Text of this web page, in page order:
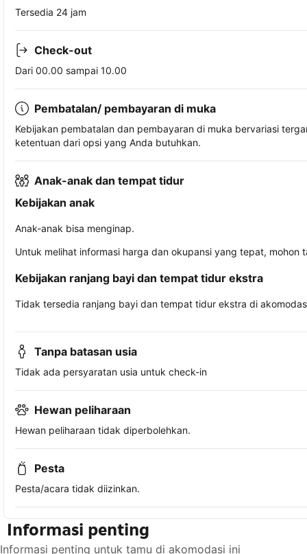
Tersedia 24 jam
Check-out
Dari 00.00 sampai 10.00
Pembatalan/ pembayaran di muka
Kebijakan pembatalan dan pembayaran di muka bervariasi
ketentuan dari opsi yang Anda butuhkan.
Anak-anak dan tempat tidur
Kebijakan anak
Anak-anak bisa menginap.
Untuk melihat informasi harga dan okupansi yang tepat,
Kebijakan ranjang bayi dan tempat tidur ekstra
Tidak tersedia ranjang bayi dan tempat tidur ekstra di
Tanpa batasan usia
Tidak ada persyaratan usia untuk check-in
Hewan peliharaan
Hewan peliharaan tidak diperbolehkan.
Pesta
Pesta/acara tidak diizinkan.
Informasi penting
Informasi penting untuk tamu di akomodasi ini